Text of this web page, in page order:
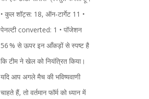
• कुल शॉट्स: 18, ऑन‑टार्गेट 11 •
पेनल्टी converted: 1 • पॉजेशन
56 % से ऊपर इन आँकड़ों से स्पष्ट है
कि टीम ने खेल को नियंत्रित किया।
यदि आप अगले मैच की भविष्यवाणी
चाहते हैं, तो वर्तमान फॉर्म को ध्यान में